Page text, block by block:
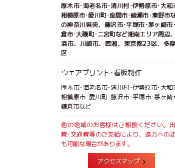
厚木市･海老名市･清川村･伊勢原市･大和
相模原市･愛川町･座間市･綾瀬市･秦野市
の神奈川県央、藤沢市･平塚市･茅ヶ崎市
倉市･大磯町･二宮町など湘南エリア周辺
浜市、川崎市、西湘、東京都23区、多
区
ウェアプリント･看板制作
厚木市･海老名市･清川村･伊勢原市･大和
相模原市･愛川町･藤沢市･平塚市･茅ヶ崎
鎌倉市など
他の地域のお客様はご相談ください。
費･交通費等のご支給により、遠方への
も可能な場合があります。
アクセスマップ